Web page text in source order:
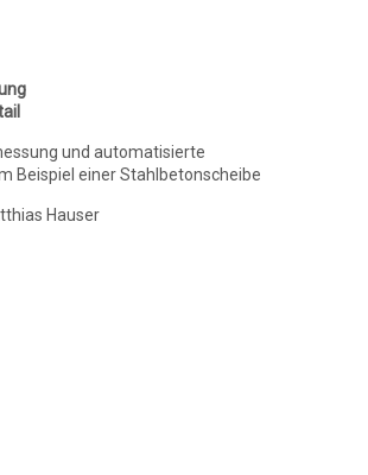
und automatisierte
Beispiel einer Stahlbetonscheibe
Hauser